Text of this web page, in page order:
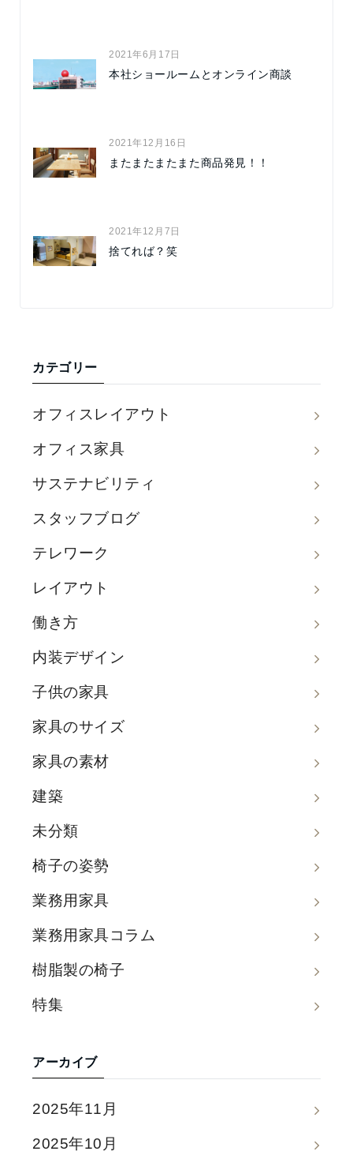
2021年6月17日
本社ショールームとオンライン商談
2021年12月16日
またまたまたまた商品発見！！
2021年12月7日
捨てれば？笑
カテゴリー
オフィスレイアウト
オフィス家具
サステナビリティ
スタッフブログ
テレワーク
レイアウト
働き方
内装デザイン
子供の家具
家具のサイズ
家具の素材
建築
未分類
椅子の姿勢
業務用家具
業務用家具コラム
樹脂製の椅子
特集
アーカイブ
2025年11月
2025年10月